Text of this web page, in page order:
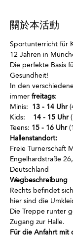
關於本活動
Sportunterricht für
12 Jahren in
Die perfekte Basis
Gesundheit!
In den
immer freitags:
Minis: 13 - 14 Uhr
Kids: 14 - 15 Uhr
Teens: 15 - 16 Uhr
Hallenstandort:
Freie Turnerschaft
Engelhardstraße
Deutschland
Wegbeschreibung
Rechts befindet
hier sind die
Die Treppe runter
Zugang zur Halle.
Für die Anfahrt mit